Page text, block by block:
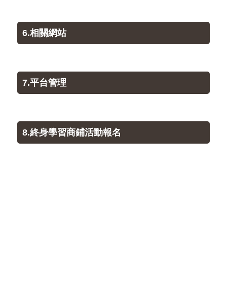
6.相關網站
7.平台管理
8.終身學習商鋪活動報名